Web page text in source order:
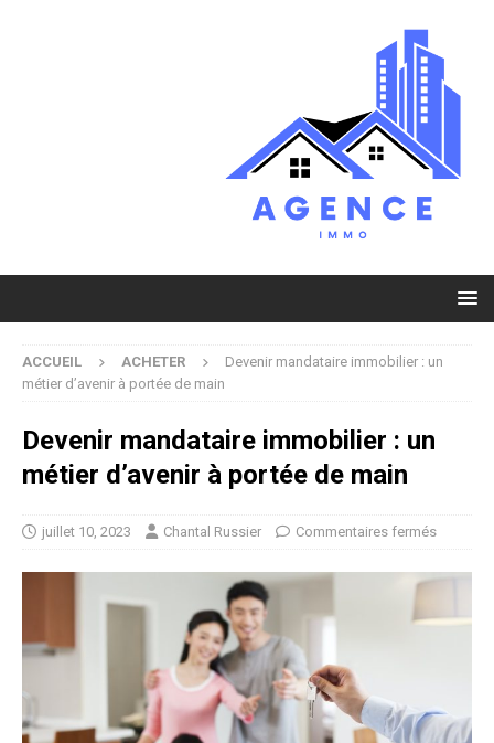
ACCUEIL ACHETER
Devenir mandataire immobilier : un
métier d’avenir à portée de main
Devenir mandataire immobilier : un
métier d’avenir à portée de main
juillet 10, 2023 Chantal Russier Commentaires fermés